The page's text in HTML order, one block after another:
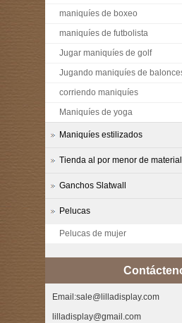
maniquíes de boxeo
maniquíes de futbolista
Jugar maniquíes de golf
Jugando maniquíes de
corriendo maniquíes
Maniquíes de yoga
Maniquíes estilizados
Tienda al por menor de
Ganchos Slatwall
Pelucas
Pelucas de mujer
Email:sale@lilladisplay.com
lilladisplay@gmail.com